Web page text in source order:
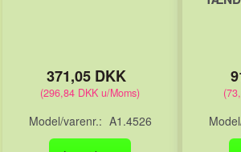
371,05 DKK
(296,84 DKK u/Moms)
Model/varenr.: A1.4526
(